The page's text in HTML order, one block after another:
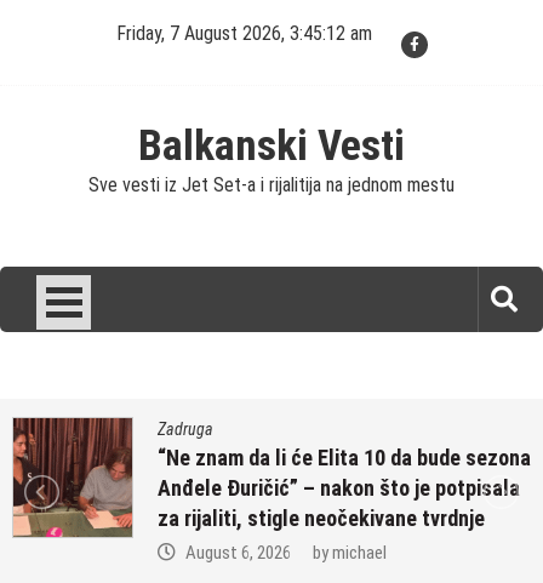
Friday, 7 August 2026, 3:45:13 am
Balkanski Vesti
Sve vesti iz Jet Set-a i rijalitija na jednom mestu
Zadruga
“Ne znam da li će Elita 10 da bude sezona
Anđele Đuričić” – nakon što je potpisala
za rijaliti, stigle neočekivane tvrdnje
August 6, 2026 bymichael